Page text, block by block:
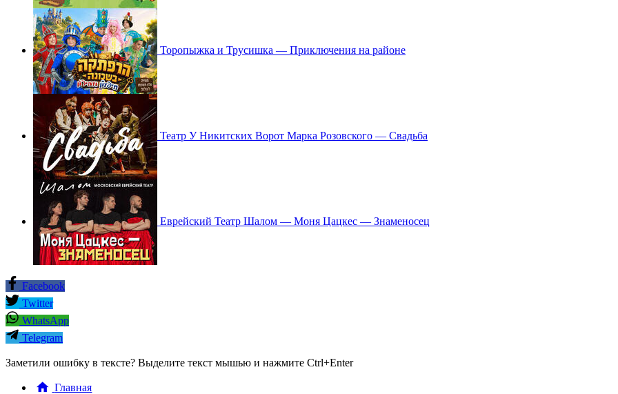
Торопыжка и Трусишка — Приключения на районе
Театр У Никитских Ворот Марка Розовского — Свадьба
Еврейский Театр Шалом — Моня Цацкес — Знаменосец
Facebook
Twitter
WhatsApp
Telegram
Заметили ошибку в тексте? Выделите текст мышью и нажмите Ctrl+Enter
Главная